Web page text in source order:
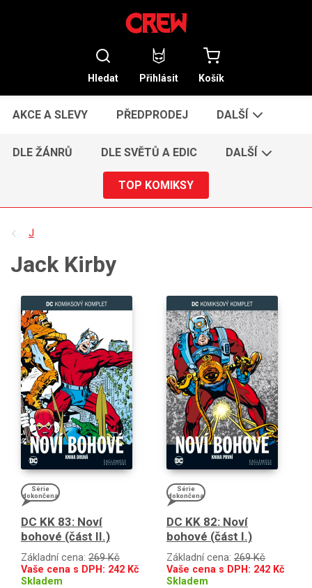
Hledat Přihlásit Košík
AKCE A SLEVY PŘEDPRODEJ DALŠÍ
DLE ŽÁNRŮ DLE SVĚTŮ A EDIC DALŠÍ
TOP KOMIKSY
J
Jack Kirby
Série
dokončena
DC KK 83: Noví
bohové (část II.)
Základní cena: 269 Kč
Vaše cena s DPH: 242 Kč
Skladem
Série
dokončena
DC KK 82: Noví
bohové (část I.)
Základní cena: 269 Kč
Vaše cena s DPH: 242 Kč
Skladem